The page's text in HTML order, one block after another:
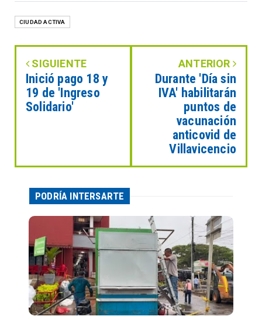
CIUDAD ACTIVA
SIGUIENTE
Inició pago 18 y
19 de 'Ingreso
Solidario'
ANTERIOR
Durante 'Día sin
IVA' habilitarán
puntos de
vacunación
anticovid de
Villavicencio
PODRÍA INTERSARTE